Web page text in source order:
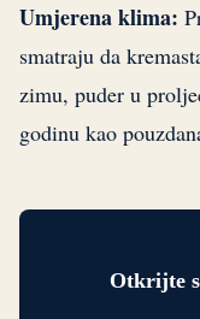
Umjerena klima:
smatraju da
zimu, puder u
godinu kao
Otkrijte